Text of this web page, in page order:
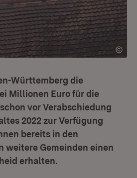
Württemberg die
Millionen Euro für die
vor Verabschiedung
2022 zur Verfügung
bereits in den
weitere Gemeinden einen
erhalten.